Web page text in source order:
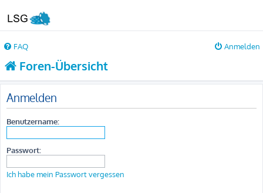
FAQ Anmelden
Foren-Übersicht
Anmelden
Benutzername:
Passwort:
Ich habe mein Passwort vergessen